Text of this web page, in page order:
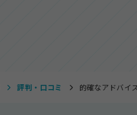
評判・口コミ 的確なアドバイ